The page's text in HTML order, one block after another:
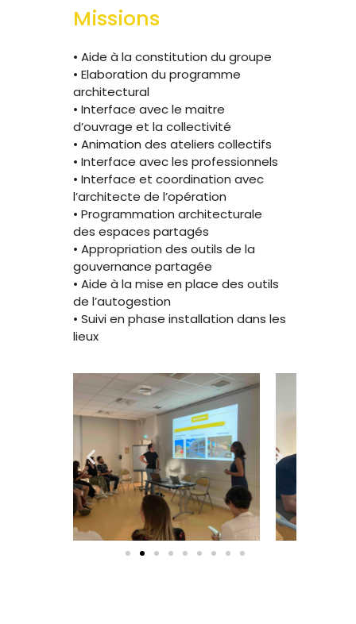
Missions
• Aide à la constitution du groupe
• Elaboration du programme
architectural
• Interface avec le maitre
d’ouvrage et la collectivité
• Animation des ateliers collectifs
• Interface avec les professionnels
• Interface et coordination avec
l’architecte de l’opération
• Programmation architecturale
des espaces partagés
• Appropriation des outils de la
gouvernance partagée
• Aide à la mise en place des outils
de l’autogestion
• Suivi en phase installation dans les
lieux